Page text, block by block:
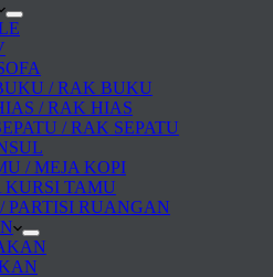
/ RAK BUKU
/ RAK HIAS
/ RAK SEPATU
/ MEJA KOPI
KURSI TAMU
PARTISI RUANGAN